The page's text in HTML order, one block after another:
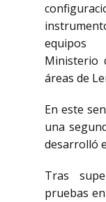
equipos
Ministerio
áreas de
En este
una
desarrolló
Tras
pruebas